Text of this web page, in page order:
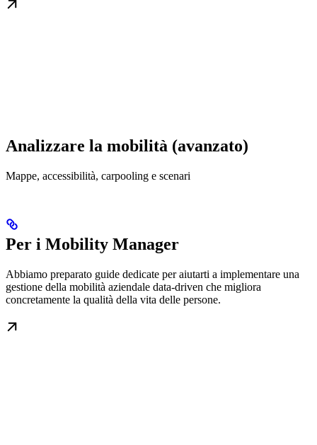
Analizzare la mobilità (avanzato)
Mappe, accessibilità, carpooling e scenari
Per i Mobility Manager
Abbiamo preparato guide dedicate per aiutarti a implementare una
gestione della mobilità aziendale data-driven che migliora
concretamente la qualità della vita delle persone.